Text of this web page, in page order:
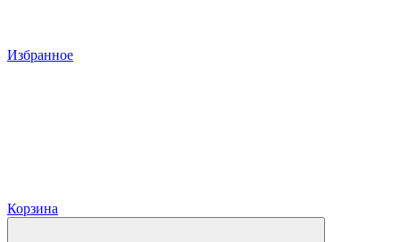
Избранное
Корзина